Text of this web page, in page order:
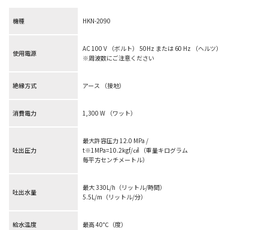
機種 HKN-2090
使用電源
AC 100 V （ボルト） 50Hz または 60 Hz （ヘルツ）
※周波数にご注意ください
絶縁方式 アース （接地）
消費電力 1,300 W （ワット）
吐出圧力
最大許容圧力 12.0 MPa /
t※1MPa=10.2kgf/㎠ （重量キログラム
毎平方センチメートル）
吐出水量
最大 330L/h（リットル/時間）
5.5L/m（リットル/分）
給水温度 最高 40℃（度）